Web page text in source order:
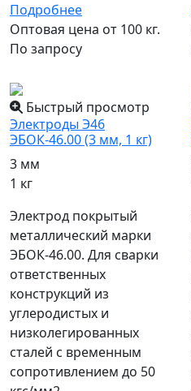
Подробнее
Оптовая цена от 100 кг.
По запросу
Быстрый просмотр
Электроды Э46
ЭБОК-46.00 (3 мм, 1 кг)
3 мм
1 кг
Электрод покрытый
металлический марки
ЭБОК-46.00. Для сварки
ответственных
конструкций из
углеродистых и
низколегированных
сталей с временным
сопротивлением до 50